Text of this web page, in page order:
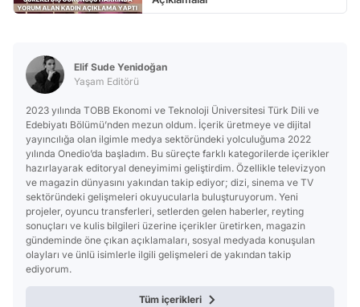
Elif Sude Yenidoğan
Yaşam Editörü
2023 yılında TOBB Ekonomi ve Teknoloji Üniversitesi Türk Dili ve
Edebiyatı Bölümü’nden mezun oldum. İçerik üretmeye ve dijital
yayıncılığa olan ilgimle medya sektöründeki yolculuğuma 2022
yılında Onedio’da başladım. Bu süreçte farklı kategorilerde içerikler
hazırlayarak editoryal deneyimimi geliştirdim. Özellikle televizyon
ve magazin dünyasını yakından takip ediyor; dizi, sinema ve TV
sektöründeki gelişmeleri okuyucularla buluşturuyorum. Yeni
projeler, oyuncu transferleri, setlerden gelen haberler, reyting
sonuçları ve kulis bilgileri üzerine içerikler üretirken, magazin
gündeminde öne çıkan açıklamaları, sosyal medyada konuşulan
olayları ve ünlü isimlerle ilgili gelişmeleri de yakından takip
ediyorum.
Tüm içerikleri